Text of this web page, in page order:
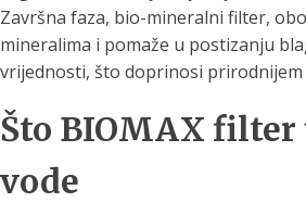
Završna faza, bio-mineralni filter,
mineralima i pomaže u postizanju
vrijednosti, što doprinosi prirodnijem
Što BIOMAX
vode